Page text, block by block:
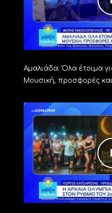
Αμαλιάδα: Όλα έτοιμα
Μουσική, προσφορές